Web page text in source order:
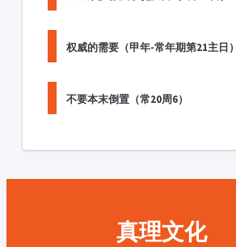
权威的需要（甲年-常年期第21主日）
不要本末倒置（常20周6）
真理文化